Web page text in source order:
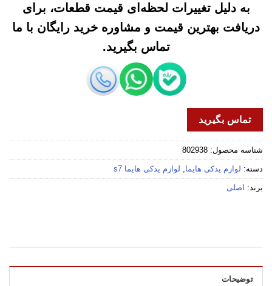
به دلیل تغییرات لحظه‌ای قیمت قطعات، برای
دریافت بهترین قیمت و مشاوره خرید رایگان با ما
تماس بگیرید.
تماس بگیرید
شناسه محصول: 802938
دسته: لوازم یدکی هایما, لوازم یدکی هایما s7
برند: اصلی
توضیحات